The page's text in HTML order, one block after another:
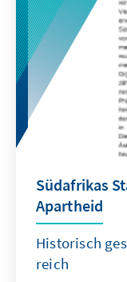
Südafrikas
Apartheid
Historisch
reich